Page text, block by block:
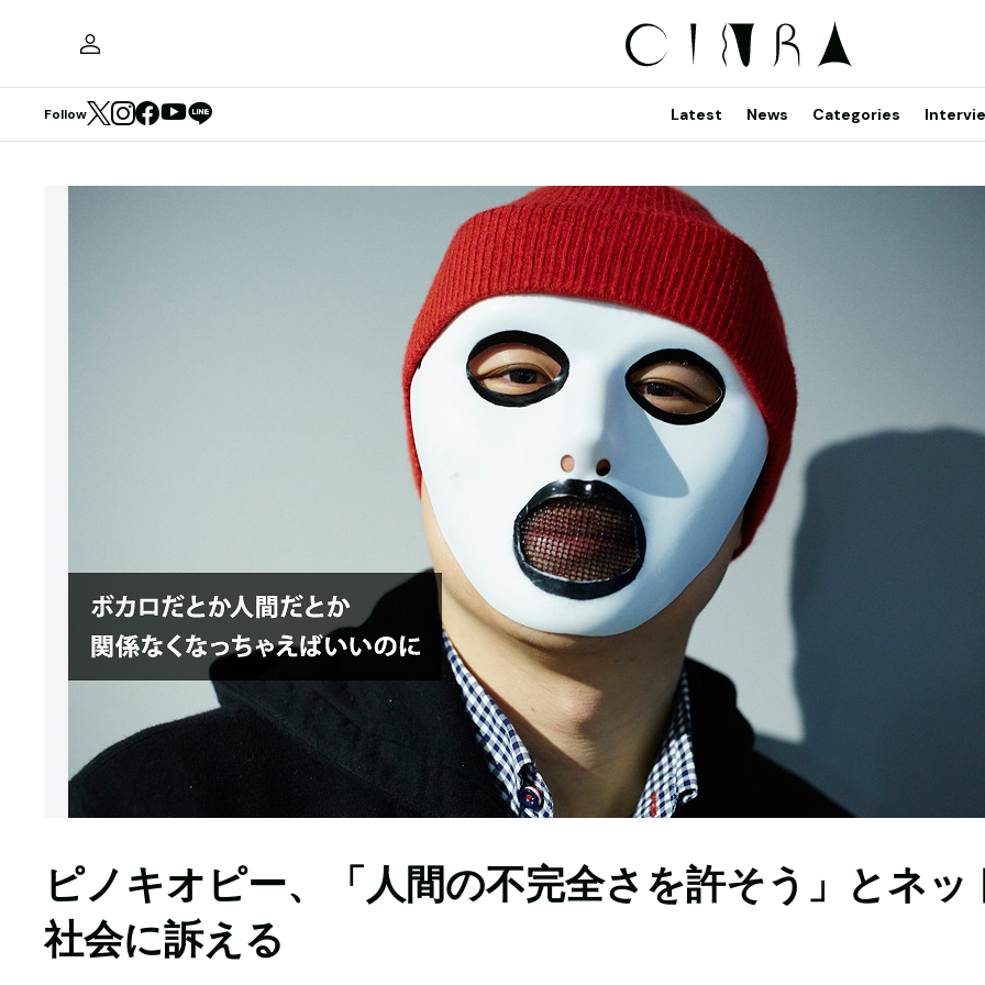
Follow Latest News Categories
ピノキオピー、「人間の不完全さを許そう」とネッ
社会に訴える